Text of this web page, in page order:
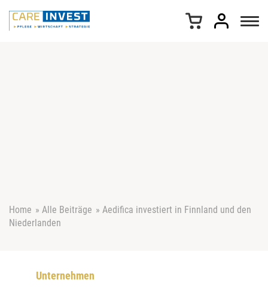
Home » Alle Beiträge » Aedifica investiert in Finnland und den
Niederlanden
Unternehmen